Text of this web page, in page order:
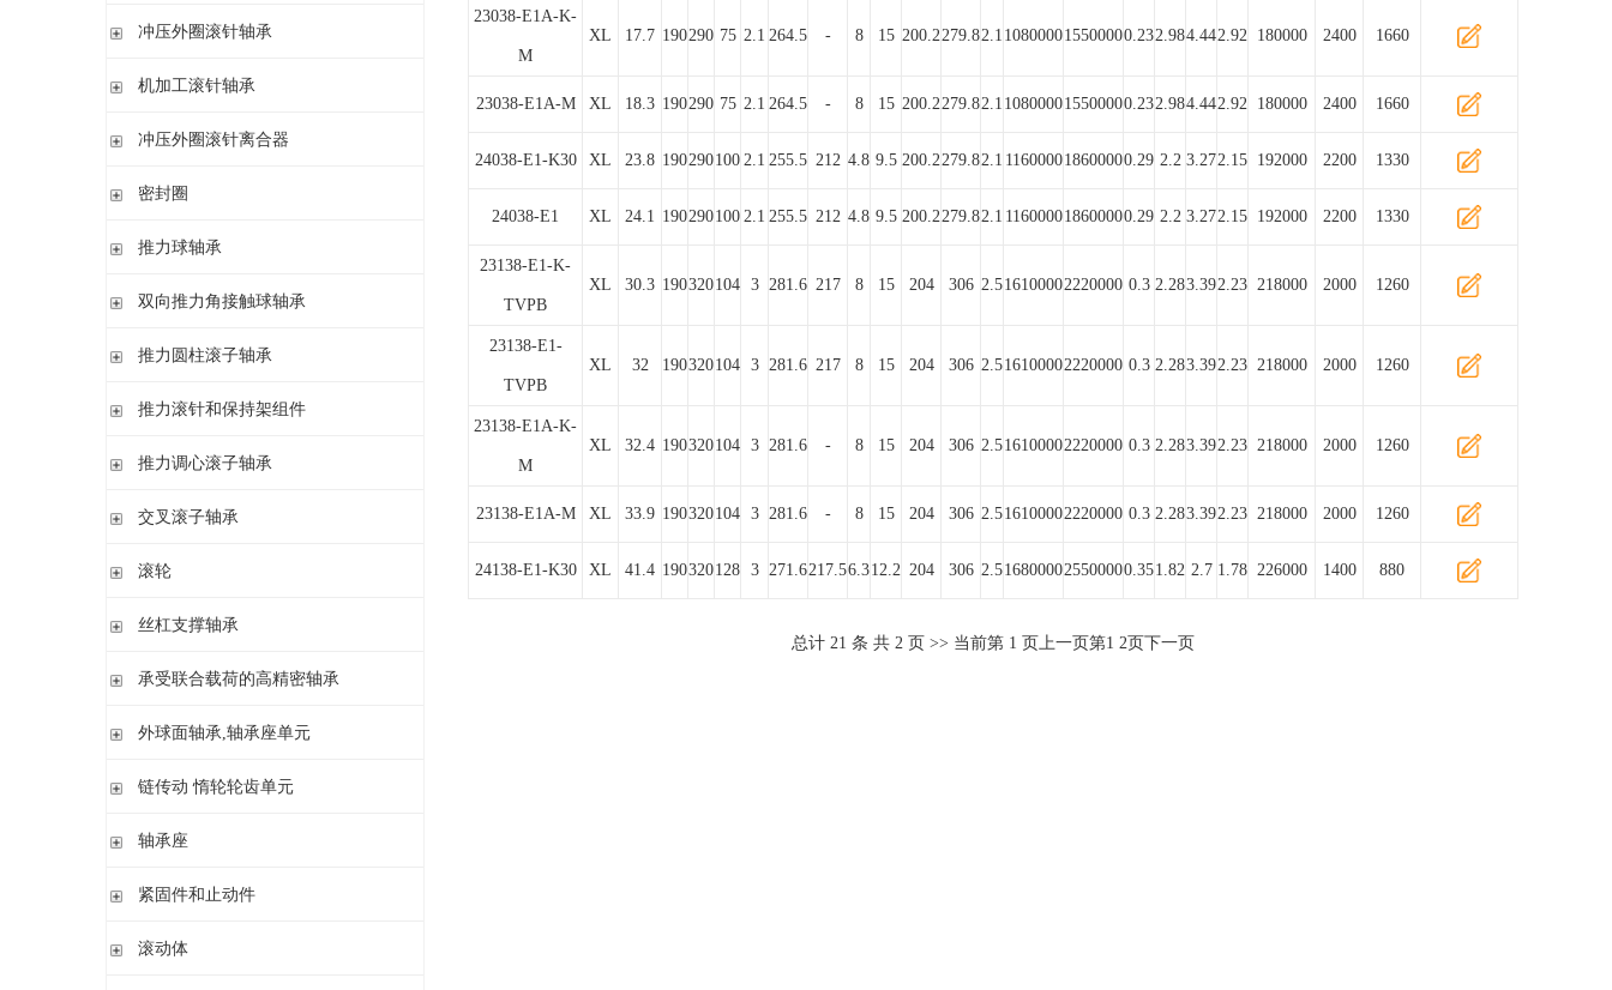
带退卸套
单列
冲压外圈滚针轴承
开式 闭式 无密封
开式、满装滚针单元、无密封
机加工滚针轴承
无内圈
带内圈 开式
带内圈 密封
无挡边无内圈 开式
调心 有/无内圈
滚针/ 推力球轴承 无内圈 带或不带外罩
滚针/ 推力圆柱滚子轴承 无内圈 带或不带外罩
内圈 无润滑孔
冲压外圈滚针离合器
不带轴承 带滚花或不带滚花
密封圈
密封圈
推力球轴承
单向推力球轴承
双向推力角接触球轴承
双向推力角接触球轴承
推力圆柱滚子轴承
推力圆柱滚子轴承 保持架组件 推力轴承垫圈
推力滚针和保持架组件
推力滚针和保持架组件 推力轴承垫圈
与向心滚针轴承 组合使用
推力调心滚子轴承
推力调心滚子轴承
交叉滚子轴承
交叉滚子轴承
滚轮
支承型滚轮
球轴承滚轮
丝杠支撑轴承
推力角接触球轴承
密封组件 精密锁紧螺母
承受联合载荷的高精密轴承
推力/向心轴承
外球面轴承,轴承座单元
外球面轴承
链传动 惰轮轮齿单元
链传动 惰轮轮齿单元
轴承座
立式轴承座SNV,剖分用于带紧定套的圆锥孔轴承
立式轴承座S30,剖分适用于带紧定套的圆锥孔调心滚子轴承
紧固件和止动件
紧定套
滚动体
23038-E1A-K-
M
XL 17.7 190290 75 2.1 264.5 - 8 15 200.2279.82.1 108000015500000.232.984.442.92 180000 2400 1660
23038-E1A-M XL 18.3 190290 75 2.1 264.5 - 8 15 200.2279.82.1 108000015500000.232.984.442.92 180000 2400 1660
24038-E1-K30 XL 23.8 190290100 2.1 255.5 212 4.8 9.5 200.2279.82.1 116000018600000.29 2.2 3.272.15 192000 2200 1330
24038-E1 XL 24.1 190290100 2.1 255.5 212 4.8 9.5 200.2279.82.1 116000018600000.29 2.2 3.272.15 192000 2200 1330
23138-E1-K-
TVPB
XL 30.3 190320104 3 281.6 217 8 15 204 306 2.516100002220000 0.3 2.283.392.23 218000 2000 1260
23138-E1-
TVPB
XL 32 190320104 3 281.6 217 8 15 204 306 2.516100002220000 0.3 2.283.392.23 218000 2000 1260
23138-E1A-K-
M
XL 32.4 190320104 3 281.6 - 8 15 204 306 2.516100002220000 0.3 2.283.392.23 218000 2000 1260
23138-E1A-M XL 33.9 190320104 3 281.6 - 8 15 204 306 2.516100002220000 0.3 2.283.392.23 218000 2000 1260
24138-E1-K30 XL 41.4 190320128 3 271.6217.56.312.2 204 306 2.5168000025500000.351.82 2.7 1.78 226000 1400 880
总计 21 条 共 2 页 >> 当前第 1 页上一页第1 2页下一页